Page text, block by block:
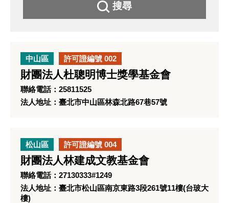
搜尋
中山區 許可證編號 002
財團法人杜聰明博士獎學基金會
聯絡電話：25811525
法人地址：臺北市中山區林森北路67巷57號
松山區 許可證編號 004
財團法人林建成文教基金會
聯絡電話：27130333#1249
法人地址：臺北市松山區南京東路3段261號11樓(台玻大
樓)